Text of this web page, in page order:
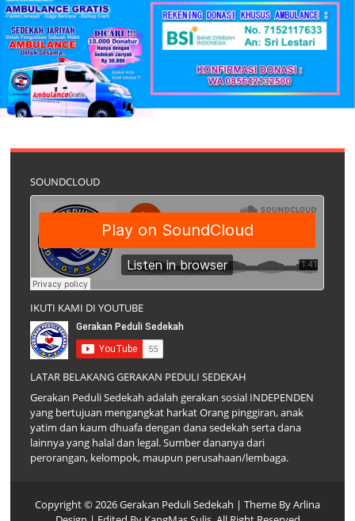
SOUNDCLOUD
IKUTI KAMI DI YOUTUBE
LATAR BELAKANG GERAKAN PEDULI SEDEKAH
Gerakan Peduli Sedekah adalah gerakan sosial INDEPENDEN
yang bertujuan mengangkat harkat Orang pinggiran, anak
yatim dan kaum dhuafa dengan dana sedekah serta dana
lainnya yang halal dan legal. Sumber dananya dari
perorangan, kelompok, maupun perusahaan/lembaga.
Copyright ©2026Gerakan Peduli Sedekah | Theme ByArlina